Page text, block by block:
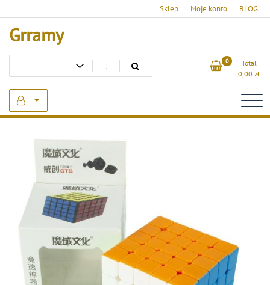
to
content
Sklep Moje konto BLOG
Grramy
0
Total
0,00 zł